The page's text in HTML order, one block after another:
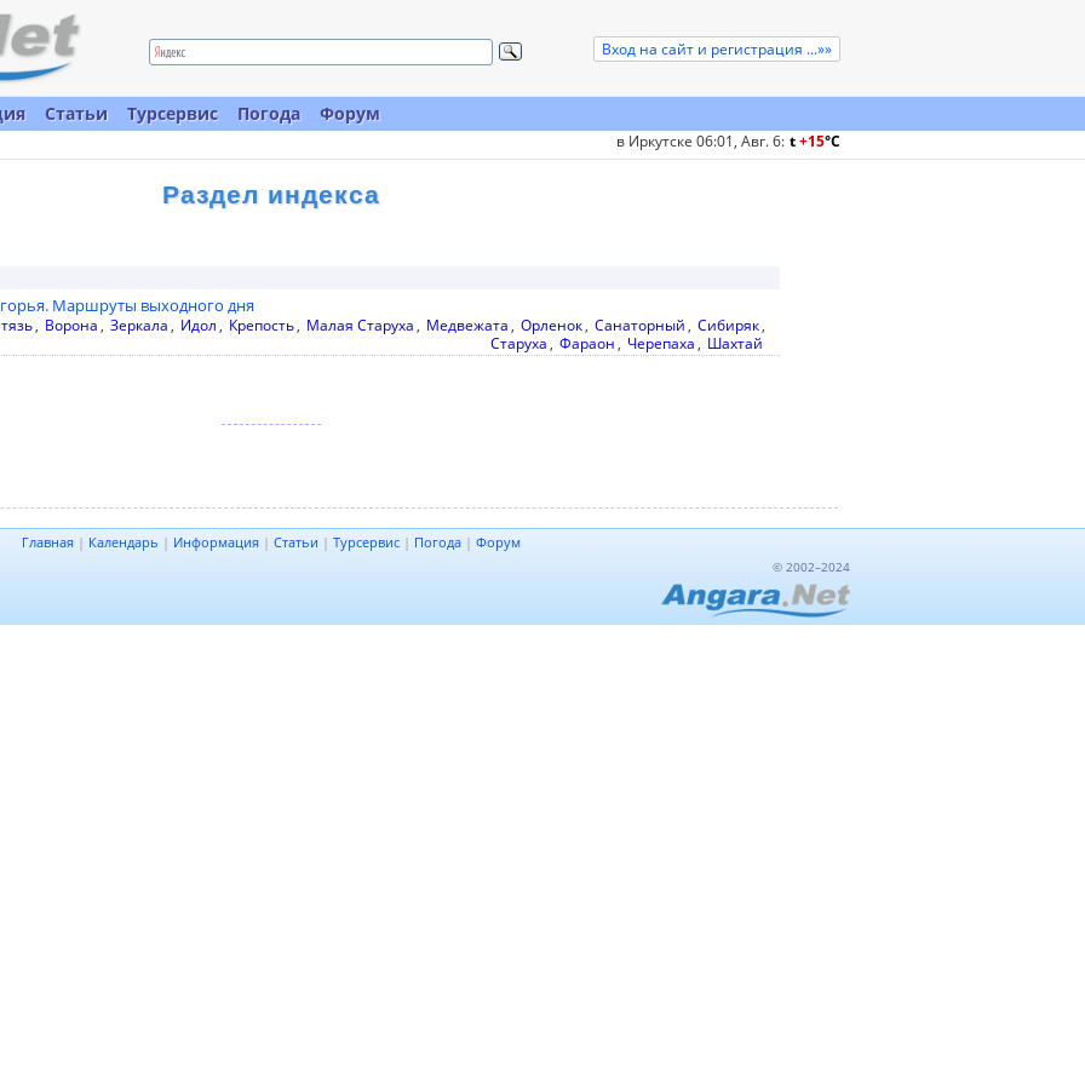
Вход на сайт и регистрация ...»»
Статьи Турсервис Погода Форум
в Иркутске 06:01, Авг. 6: t+15°C
Раздел индекса
Маршруты выходного дня
, Ворона , Зеркала , Идол , Крепость, Малая Старуха , Медвежата , Орленок, Санаторный , Сибиряк,
Старуха , Фараон , Черепаха , Шахтай
Главная | Календарь | Информация | Статьи | Турсервис | Погода | Форум
© 2002–2024